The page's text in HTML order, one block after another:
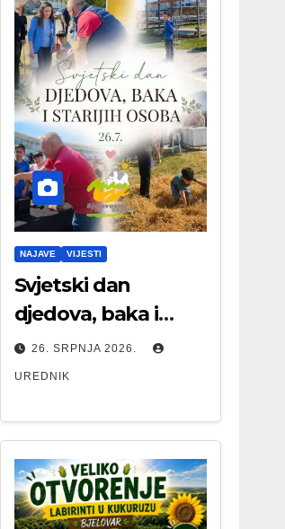
NAJAVE VIJESTI
Svjetski dan
djedova, baka i
starijih osoba
26. SRPNJA 2026.
UREDNIK